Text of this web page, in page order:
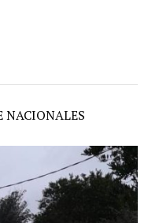
NACIONALES